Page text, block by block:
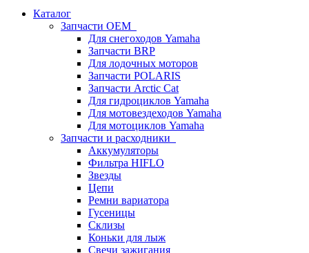
Каталог
Запчасти OEM
Для снегоходов Yamaha
Запчасти BRP
Для лодочных моторов
Запчасти POLARIS
Запчасти Arctic Cat
Для гидроциклов Yamaha
Для мотовездеходов Yamaha
Для мотоциклов Yamaha
Запчасти и расходники
Аккумуляторы
Фильтра HIFLO
Звезды
Цепи
Ремни вариатора
Гусеницы
Склизы
Коньки для лыж
Свечи зажигания